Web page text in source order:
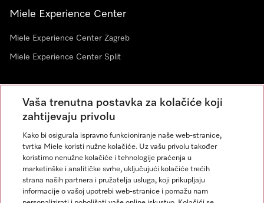
Miele Experience Center
Miele Experience Center Zagreb
Miele Experience Center Split
Newsletter
Vaša trenutna postavka za kolačiće koji
zahtijevaju privolu
Kako bi osigurala ispravno funkcioniranje naše web-stranice,
tvrtka Miele koristi nužne kolačiće. Uz vašu privolu također
koristimo nenužne kolačiće i tehnologije praćenja u
marketinške i analitičke svrhe, uključujući kolačiće trećih
strana naših partnera i pružatelja usluga, koji prikupljaju
informacije o vašoj upotrebi web-stranice i pomažu nam